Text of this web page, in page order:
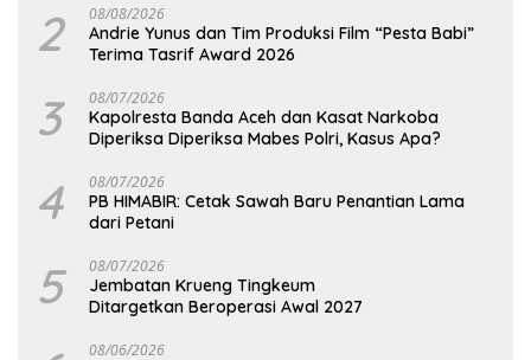
2 08/08/2026
Andrie Yunus dan Tim Produksi Film “Pesta Babi”
Terima Tasrif Award 2026
3 08/07/2026
Kapolresta Banda Aceh dan Kasat Narkoba
Diperiksa Diperiksa Mabes Polri, Kasus Apa?
4 08/07/2026
PB HIMABIR: Cetak Sawah Baru Penantian Lama
dari Petani
5 08/07/2026
Jembatan Krueng Tingkeum
Ditargetkan Beroperasi Awal 2027
08/06/2026